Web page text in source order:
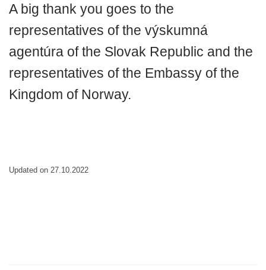
A big thank you goes to the
representatives of the výskumná
agentúra of the Slovak Republic and the
representatives of the Embassy of the
Kingdom of Norway.
Updated on 27.10.2022